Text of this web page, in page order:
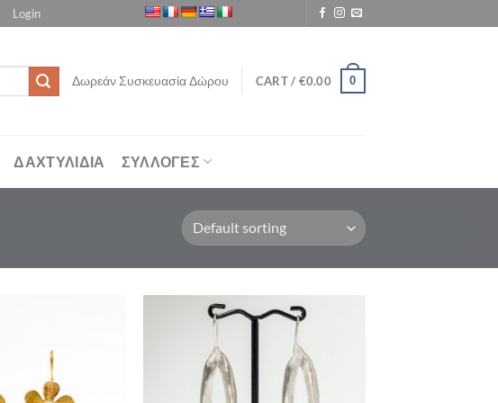
Login
Δωρεάν Συσκευασία Δώρου CART / €0.00 0
ΔΑΧΤΥΛΙΔΙΑ ΣΥΛΛΟΓΕΣ
Προσθήκη
στη Λίστα
Επιθυμιών